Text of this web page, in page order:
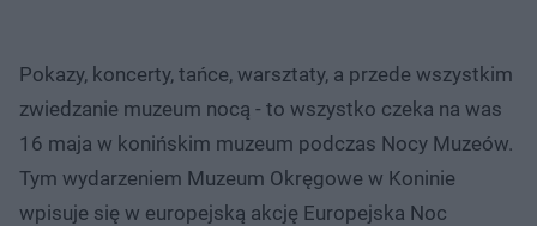
Pokazy, koncerty, tańce, warsztaty, a przede wszystkim
zwiedzanie muzeum nocą - to wszystko czeka na was
16 maja w konińskim muzeum podczas Nocy Muzeów.
Tym wydarzeniem Muzeum Okręgowe w Koninie
wpisuje się w europejską akcję Europejska Noc